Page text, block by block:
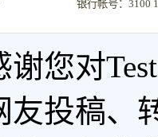
银行帐号：3100
您对
友投稿、